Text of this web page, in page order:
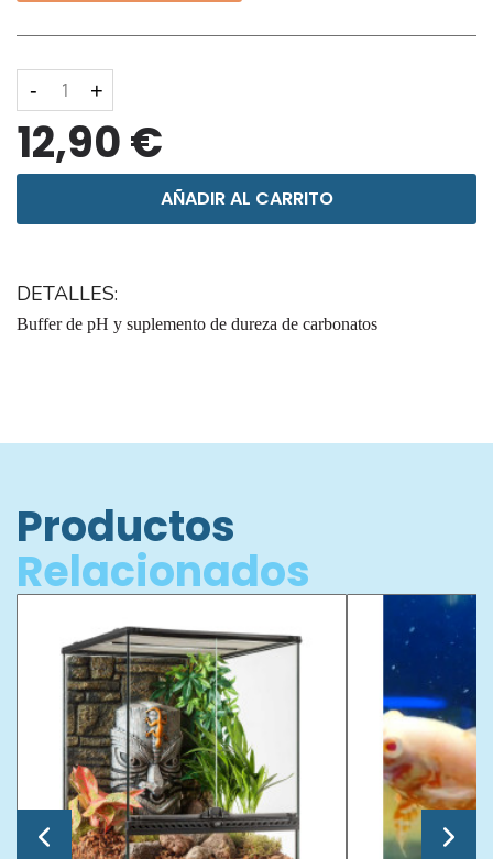
- +
12,90 €
AÑADIR AL CARRITO
DETALLES:
Buffer de pH y suplemento de dureza de carbonatos
Productos
Relacionados